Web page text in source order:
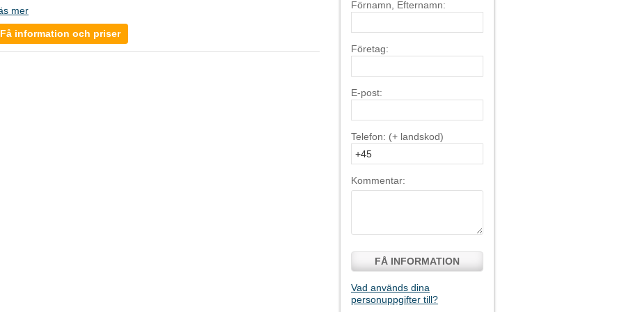
mer
Få information och priser
Förnamn, Efternamn:
Företag:
E-post:
Telefon: (+ landskod)
Kommentar:
FÅ INFORMATION
Vad används dina
personuppgifter till?